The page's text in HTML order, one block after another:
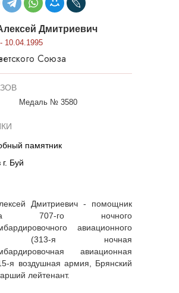
Дмитриевич
10.04.1995
Союза
Медаль № 3580
памятник
Буй
Дмитриевич - помощник
707-го ночного
авиационного
(313-я ночная
авиационная
я воздушная армия, Брянский
лейтенант.